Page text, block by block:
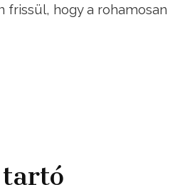
frissül, hogy a rohamosan